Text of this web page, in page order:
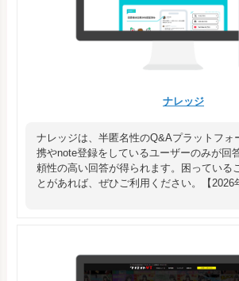
ナレッジ
ナレッジは、半匿名性のQ&Aプラットフォ
携やnote登録をしているユーザーのみが回
頼性の高い回答が得られます。困っている
とがあれば、ぜひご利用ください。【2026